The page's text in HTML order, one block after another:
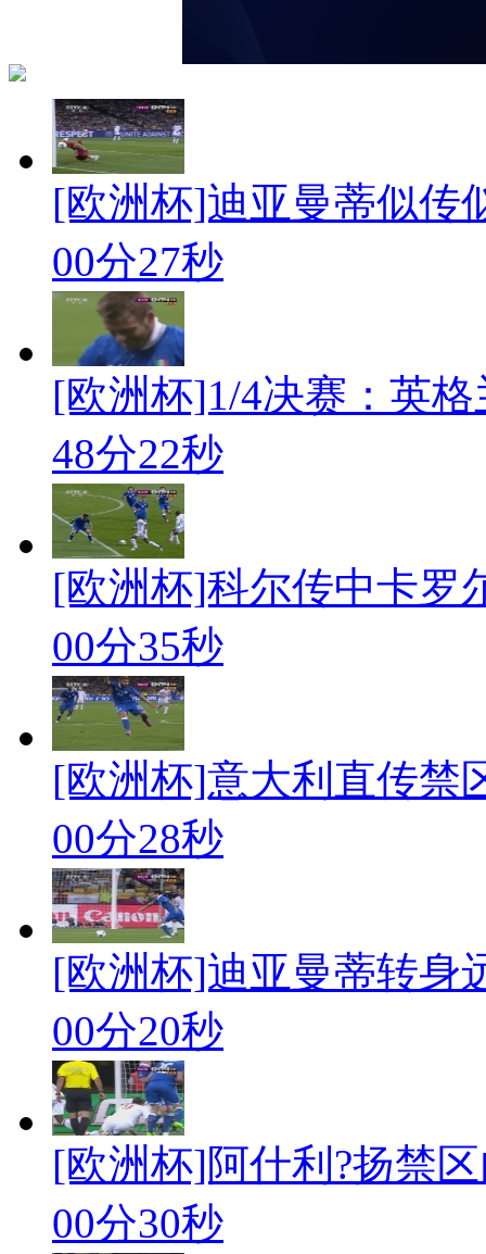
[欧洲杯]迪亚曼蒂似传
00分27秒
[欧洲杯]1/4决赛：英
48分22秒
[欧洲杯]科尔传中卡罗
00分35秒
[欧洲杯]意大利直传禁
00分28秒
[欧洲杯]迪亚曼蒂转身
00分20秒
[欧洲杯]阿什利?扬禁
00分30秒